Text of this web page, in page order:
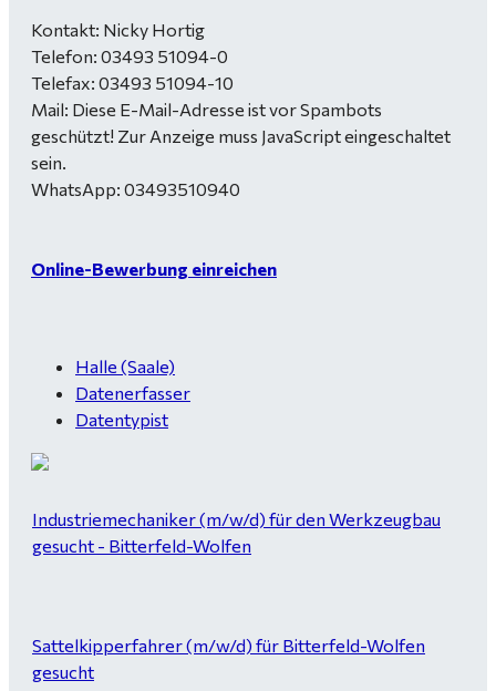
Kontakt: Nicky Hortig
Telefon: 03493 51094-0
Telefax: 03493 51094-10
Mail: Diese E-Mail-Adresse ist vor Spambots
geschützt! Zur Anzeige muss JavaScript eingeschaltet
sein.
WhatsApp: 03493510940
Online-Bewerbung einreichen
Halle (Saale)
Datenerfasser
Datentypist
Industriemechaniker (m/w/d) für den Werkzeugbau
gesucht - Bitterfeld-Wolfen
Sattelkipperfahrer (m/w/d) für Bitterfeld-Wolfen
gesucht